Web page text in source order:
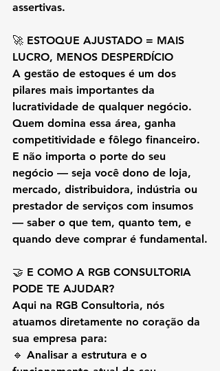
assertivas.
🚀 ESTOQUE AJUSTADO = MAIS
LUCRO, MENOS DESPERDÍCIO
A gestão de estoques é um dos
pilares mais importantes da
lucratividade de qualquer negócio.
Quem domina essa área, ganha
competitividade e fôlego financeiro.
E não importa o porte do seu
negócio — seja você dono de loja,
mercado, distribuidora, indústria ou
prestador de serviços com insumos
— saber o que tem, quanto tem, e
quando deve comprar é fundamental.
🤝 E COMO A RGB CONSULTORIA
PODE TE AJUDAR?
Aqui na RGB Consultoria, nós
atuamos diretamente no coração da
sua empresa para:
🔹 Analisar a estrutura e o